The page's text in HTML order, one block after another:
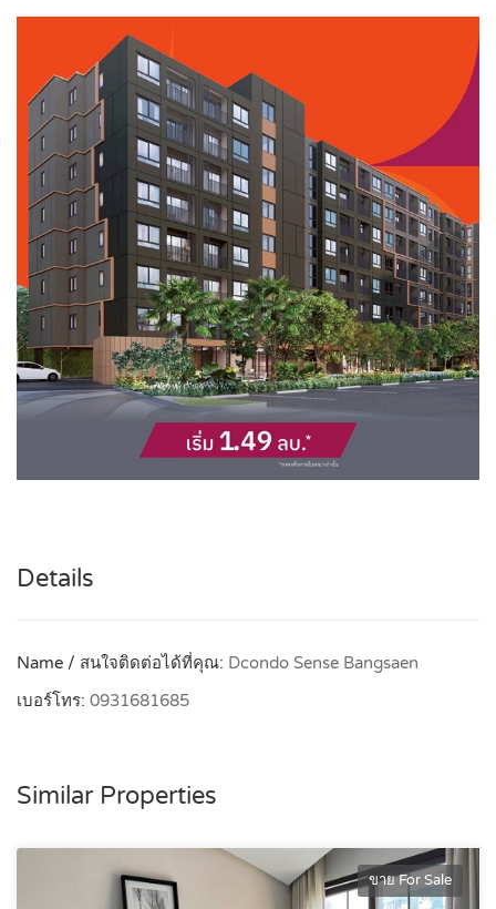
Details
Name / สนใจติดต่อได้ที่คุณ: Dcondo Sense Bangsaen
เบอร์โทร: 0931681685
Similar Properties
ขาย For Sale